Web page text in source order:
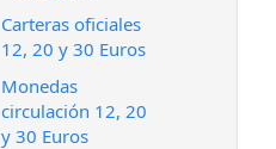
Carteras oficiales
12, 20 y 30 Euros
Monedas
circulación 12, 20
y 30 Euros